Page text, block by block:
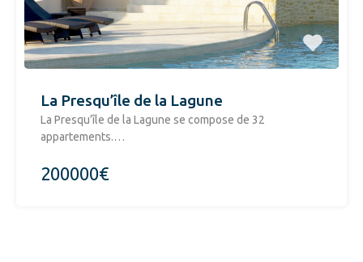
La Presqu’île de la Lagune
La Presqu’île de la Lagune se compose de 32
appartements.…
200000€